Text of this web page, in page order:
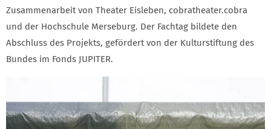
Zusammenarbeit von Theater Eisleben, cobratheater.cobra
und der Hochschule Merseburg. Der Fachtag bildete den
Abschluss des Projekts, gefördert von der Kulturstiftung des
Bundes im Fonds JUPITER.